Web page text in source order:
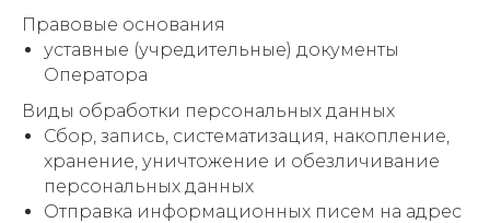
Правовые основания
уставные (учредительные) документы
Оператора
Виды обработки персональных данных
Сбор, запись, систематизация, накопление,
хранение, уничтожение и обезличивание
персональных данных
Отправка информационных писем на адрес